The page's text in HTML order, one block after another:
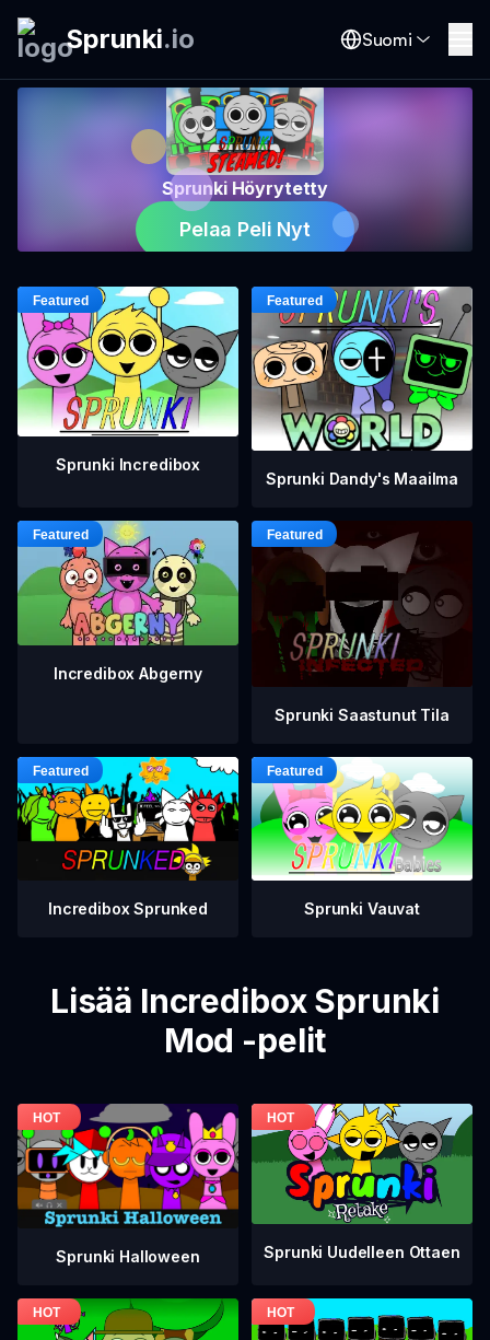
Sprunki.io Suomi
Sprunki Höyrytetty
Pelaa Peli Nyt
Sprunki Incredibox
Sprunki Dandy's Maailma
Incredibox Abgerny
Sprunki Saastunut Tila
Incredibox Sprunked Sprunki Vauvat
Lisää Incredibox Sprunki
Mod -pelit
Sprunki Halloween Sprunki Uudelleen Ottaen